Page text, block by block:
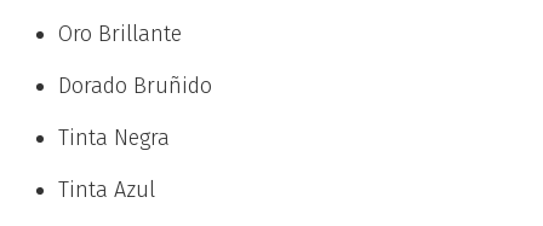
Oro Brillante
Dorado Bruñido
Tinta Negra
Tinta Azul